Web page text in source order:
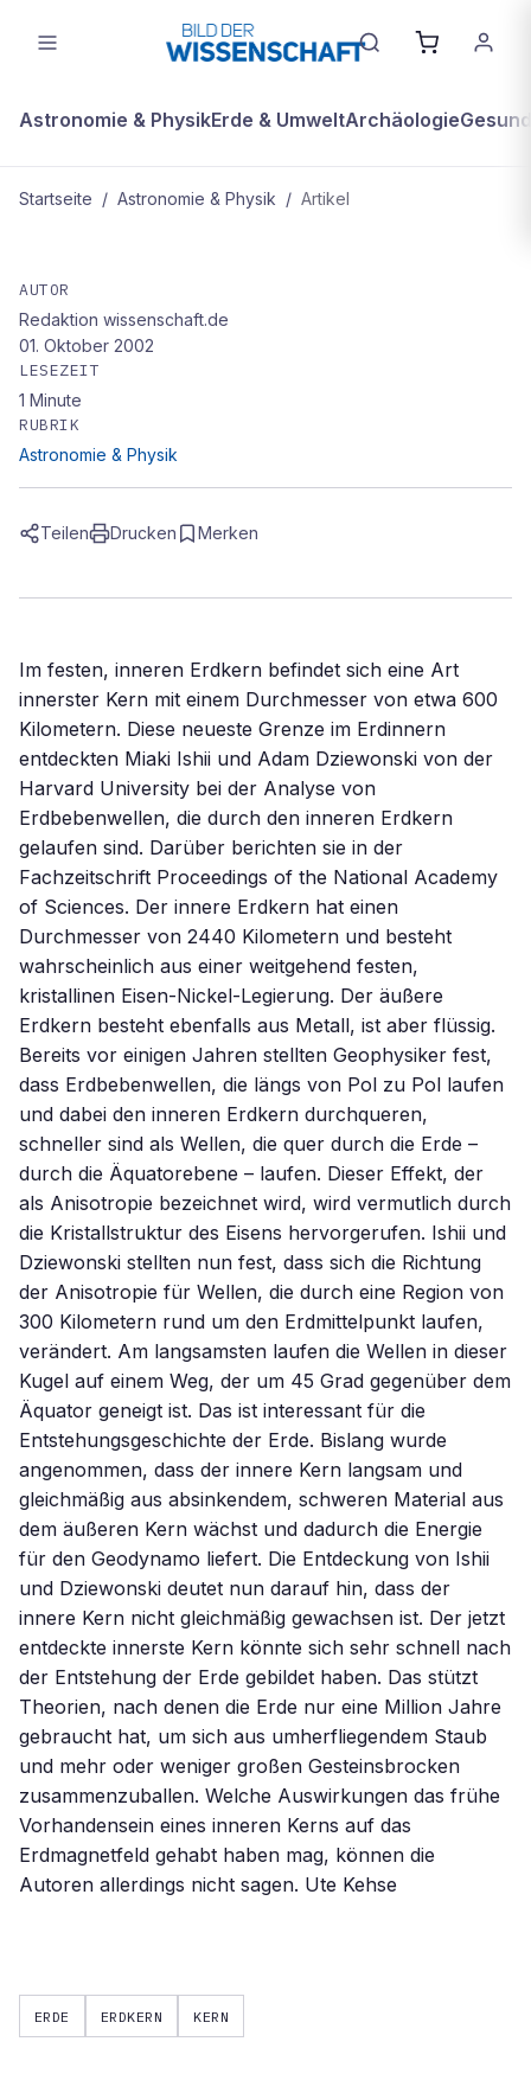
Astronomie & PhysikErde & UmweltArchäologie
Startseite / Astronomie & Physik / Artikel
Forscher entdecken "Innersten
Erdkern" im Erdkern
AUTOR
Redaktion wissenschaft.de
01. Oktober 2002
LESEZEIT
1 Minute
RUBRIK
Astronomie & Physik
Teilen Drucken Merken
Im festen, inneren Erdkern befindet sich eine Art
innerster Kern mit einem Durchmesser von etwa 600
Kilometern. Diese neueste Grenze im Erdinnern
entdeckten Miaki Ishii und Adam Dziewonski von der
Harvard University bei der Analyse von
Erdbebenwellen, die durch den inneren Erdkern
gelaufen sind. Darüber berichten sie in der
Fachzeitschrift Proceedings of the National Academy
of Sciences. Der innere Erdkern hat einen
Durchmesser von 2440 Kilometern und besteht
wahrscheinlich aus einer weitgehend festen,
kristallinen Eisen-Nickel-Legierung. Der äußere
Erdkern besteht ebenfalls aus Metall, ist aber flüssig.
Bereits vor einigen Jahren stellten Geophysiker fest,
dass Erdbebenwellen, die längs von Pol zu Pol laufen
und dabei den inneren Erdkern durchqueren,
schneller sind als Wellen, die quer durch die Erde –
durch die Äquatorebene – laufen. Dieser Effekt, der
als Anisotropie bezeichnet wird, wird vermutlich durch
die Kristallstruktur des Eisens hervorgerufen. Ishii und
Dziewonski stellten nun fest, dass sich die Richtung
der Anisotropie für Wellen, die durch eine Region von
300 Kilometern rund um den Erdmittelpunkt laufen,
verändert. Am langsamsten laufen die Wellen in dieser
Kugel auf einem Weg, der um 45 Grad gegenüber dem
Äquator geneigt ist. Das ist interessant für die
Entstehungsgeschichte der Erde. Bislang wurde
angenommen, dass der innere Kern langsam und
gleichmäßig aus absinkendem, schweren Material aus
dem äußeren Kern wächst und dadurch die Energie
für den Geodynamo liefert. Die Entdeckung von Ishii
und Dziewonski deutet nun darauf hin, dass der
innere Kern nicht gleichmäßig gewachsen ist. Der jetzt
entdeckte innerste Kern könnte sich sehr schnell nach
der Entstehung der Erde gebildet haben. Das stützt
Theorien, nach denen die Erde nur eine Million Jahre
gebraucht hat, um sich aus umherfliegendem Staub
und mehr oder weniger großen Gesteinsbrocken
zusammenzuballen. Welche Auswirkungen das frühe
Vorhandensein eines inneren Kerns auf das
Erdmagnetfeld gehabt haben mag, können die
Autoren allerdings nicht sagen. Ute Kehse
ERDE ERDKERN KERN